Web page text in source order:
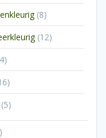
producten
88
producten
1212
producten
44
producten
16
producten
55